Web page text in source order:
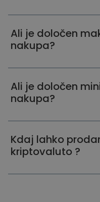
Ali je določen
nakupa?
Ali je določen
nakupa?
Kdaj lahko
kriptovaluto ?